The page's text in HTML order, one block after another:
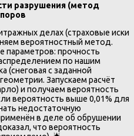
разрушения (метод
делах (страховые иски
вероятностный метод.
параметров: прочность
по нашим
(снеговая с заданной
Запускаем расчёт
и получаем вероятность
вероятность выше 0,01% для
недостаточную
в деле об обрушении
что вероятность